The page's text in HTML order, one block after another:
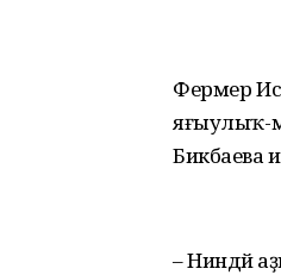
Фермер
яғыулыҡ-
Бикбаева
– Ниндәй